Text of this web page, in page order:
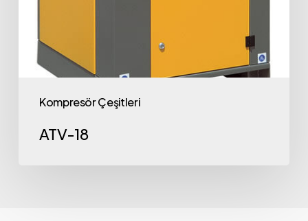
Kompresör Çeşitleri
ATV-18